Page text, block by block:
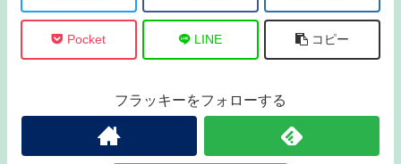
Pocket LINE コピー
フラッキーをフォローする